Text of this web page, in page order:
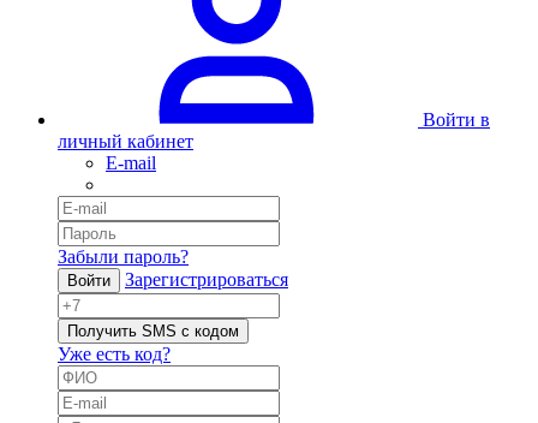
Войти в
личный кабинет
E-mail
Забыли пароль?
Войти Зарегистрироваться
Получить SMS с кодом
Уже есть код?